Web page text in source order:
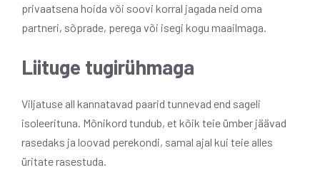
privaatsena hoida või soovi korral jagada neid oma
partneri, sõprade, perega või isegi kogu maailmaga.
Liituge tugirühmaga
Viljatuse all kannatavad paarid tunnevad end sageli
isoleerituna. Mõnikord tundub, et kõik teie ümber jäävad
rasedaks ja loovad perekondi, samal ajal kui teie alles
üritate rasestuda.